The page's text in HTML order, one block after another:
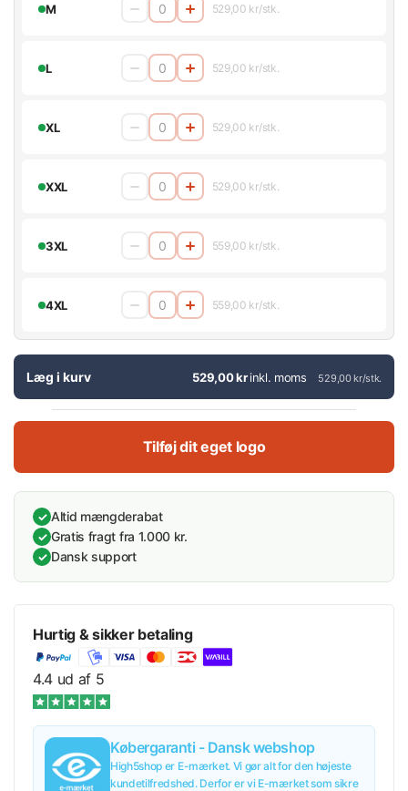
M 529,00 kr/stk.
L 529,00 kr/stk.
XL 529,00 kr/stk.
XXL 529,00 kr/stk.
3XL 559,00 kr/stk.
4XL 559,00 kr/stk.
Læg i kurv 529,00 kr inkl. moms 529,00 kr/stk.
Tilføj dit eget logo
✓ Altid mængderabat
✓ Gratis fragt fra 1.000 kr.
✓ Dansk support
Hurtig & sikker betaling
4.4 ud af 5
Købergaranti - Dansk webshop
High5shop er E-mærket. Vi gør alt for den højeste
kundetilfredshed. Derfor er vi E-mærket som sikre